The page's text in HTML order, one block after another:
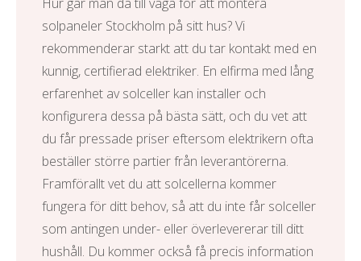
solpaneler Stockholm på sitt hus? Vi
rekommenderar starkt att du tar kontakt med en
kunnig, certifierad elektriker. En elfirma med lång
erfarenhet av solceller kan installer och
konfigurera dessa på bästa sätt, och du vet att
du får pressade priser eftersom elektrikern ofta
beställer större partier från leverantörerna.
Framförallt vet du att solcellerna kommer
fungera för ditt behov, så att du inte får solceller
som antingen under- eller överlevererar till ditt
hushåll. Du kommer också få precis information